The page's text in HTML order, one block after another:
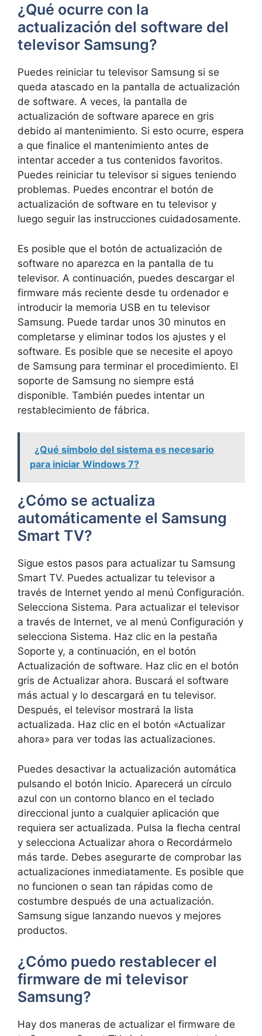
¿Qué ocurre con la
actualización del software del
televisor Samsung?
Puedes reiniciar tu televisor Samsung si se
queda atascado en la pantalla de actualización
de software. A veces, la pantalla de
actualización de software aparece en gris
debido al mantenimiento. Si esto ocurre, espera
a que finalice el mantenimiento antes de
intentar acceder a tus contenidos favoritos.
Puedes reiniciar tu televisor si sigues teniendo
problemas. Puedes encontrar el botón de
actualización de software en tu televisor y
luego seguir las instrucciones cuidadosamente.
Es posible que el botón de actualización de
software no aparezca en la pantalla de tu
televisor. A continuación, puedes descargar el
firmware más reciente desde tu ordenador e
introducir la memoria USB en tu televisor
Samsung. Puede tardar unos 30 minutos en
completarse y eliminar todos los ajustes y el
software. Es posible que se necesite el apoyo
de Samsung para terminar el procedimiento. El
soporte de Samsung no siempre está
disponible. También puedes intentar un
restablecimiento de fábrica.
¿Qué símbolo del sistema es necesario
para iniciar Windows 7?
¿Cómo se actualiza
automáticamente el Samsung
Smart TV?
Sigue estos pasos para actualizar tu Samsung
Smart TV. Puedes actualizar tu televisor a
través de Internet yendo al menú Configuración.
Selecciona Sistema. Para actualizar el televisor
a través de Internet, ve al menú Configuración y
selecciona Sistema. Haz clic en la pestaña
Soporte y, a continuación, en el botón
Actualización de software. Haz clic en el botón
gris de Actualizar ahora. Buscará el software
más actual y lo descargará en tu televisor.
Después, el televisor mostrará la lista
actualizada. Haz clic en el botón «Actualizar
ahora» para ver todas las actualizaciones.
Puedes desactivar la actualización automática
pulsando el botón Inicio. Aparecerá un círculo
azul con un contorno blanco en el teclado
direccional junto a cualquier aplicación que
requiera ser actualizada. Pulsa la flecha central
y selecciona Actualizar ahora o Recordármelo
más tarde. Debes asegurarte de comprobar las
actualizaciones inmediatamente. Es posible que
no funcionen o sean tan rápidas como de
costumbre después de una actualización.
Samsung sigue lanzando nuevos y mejores
productos.
¿Cómo puedo restablecer el
firmware de mi televisor
Samsung?
Hay dos maneras de actualizar el firmware de